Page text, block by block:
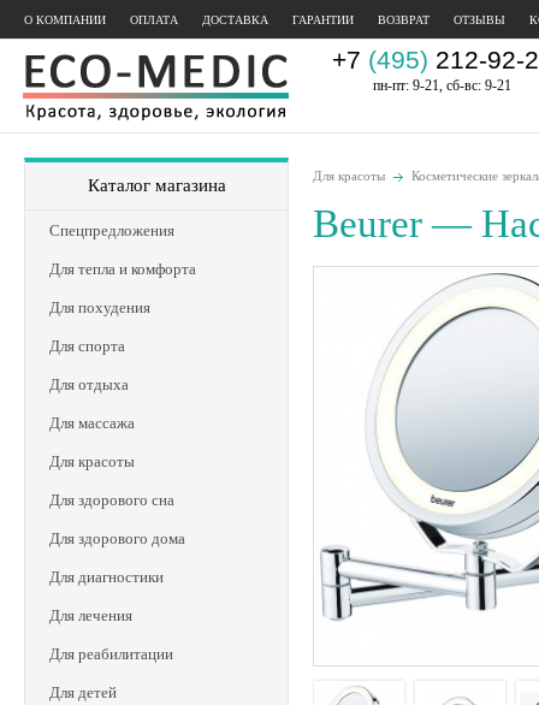
О КОМПАНИИ ОПЛАТА ДОСТАВКА ГАРАНТИИ ВОЗВРАТ ОТЗЫВЫ
+7 (495) 212-92-
пн-пт: 9-21, сб-вс: 9-21
Каталог магазина
Спецпредложения
Для тепла и комфорта
Для похудения
Для спорта
Для отдыха
Для массажа
Для красоты
Для здорового сна
Для здорового дома
Для диагностики
Для лечения
Для реабилитации
Для детей
Для красоты Косметические
Beurer —